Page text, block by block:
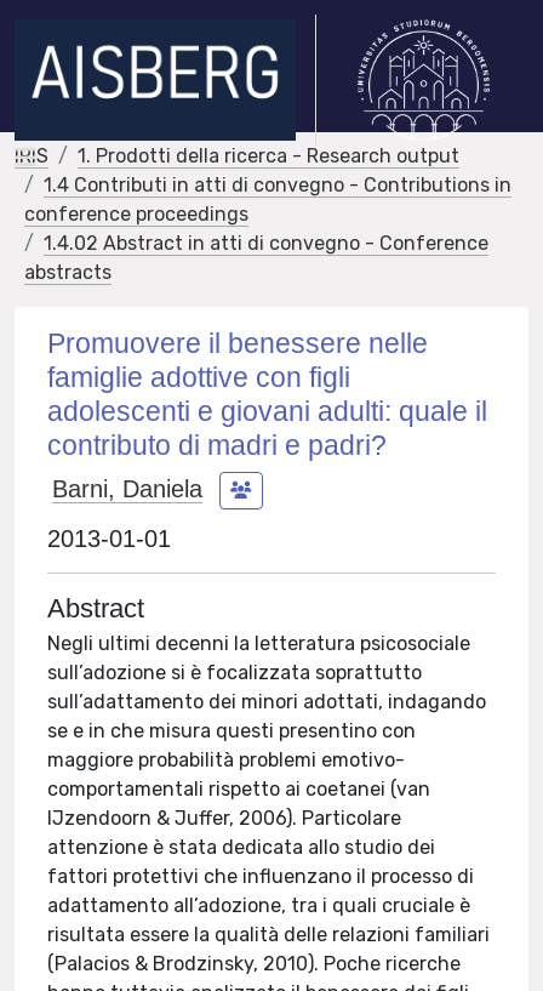
IRIS
1. Prodotti della ricerca - Research output
1.4 Contributi in atti di convegno - Contributions in
conference proceedings
1.4.02 Abstract in atti di convegno - Conference
abstracts
Promuovere il benessere nelle
famiglie adottive con figli
adolescenti e giovani adulti: quale il
contributo di madri e padri?
Barni, Daniela
2013-01-01
Abstract
Negli ultimi decenni la letteratura psicosociale
sull’adozione si è focalizzata soprattutto
sull’adattamento dei minori adottati, indagando
se e in che misura questi presentino con
maggiore probabilità problemi emotivo-
comportamentali rispetto ai coetanei (van
IJzendoorn & Juffer, 2006). Particolare
attenzione è stata dedicata allo studio dei
fattori protettivi che influenzano il processo di
adattamento all’adozione, tra i quali cruciale è
risultata essere la qualità delle relazioni familiari
(Palacios & Brodzinsky, 2010). Poche ricerche